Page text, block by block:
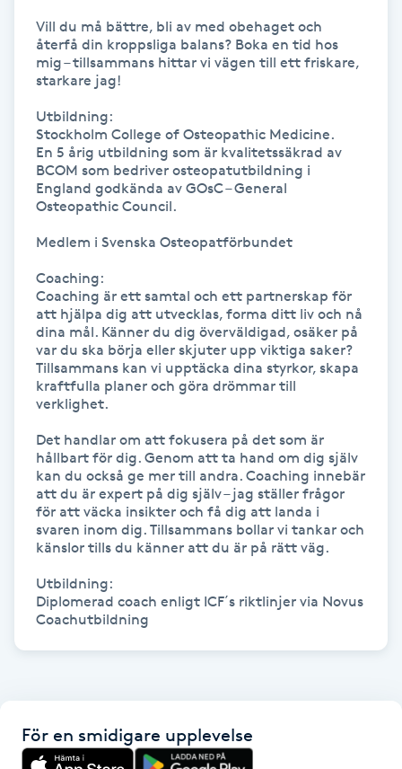
Hollywood Peel
Hot yoga
Hudföryngring
Hudvård
Hyaluronsyra
Hyperhidros
Hypnos
Hårborttagning
Hårbottenbehandling
Hårförlängning
Hälsprickor
Vill du må bättre, bli av med obehaget och
återfå din kroppsliga balans? Boka en tid hos
mig – tillsammans hittar vi vägen till ett friskare,
starkare jag!
Utbildning:
Stockholm College of Osteopathic Medicine.
En 5 årig utbildning som är kvalitetssäkrad av
BCOM som bedriver osteopatutbildning i
England godkända av GOsC – General
Osteopathic Council.
Medlem i Svenska Osteopatförbundet
Coaching:
Coaching är ett samtal och ett partnerskap för
att hjälpa dig att utvecklas, forma ditt liv och nå
dina mål. Känner du dig överväldigad, osäker på
var du ska börja eller skjuter upp viktiga saker?
Tillsammans kan vi upptäcka dina styrkor, skapa
kraftfulla planer och göra drömmar till
verklighet.
Det handlar om att fokusera på det som är
hållbart för dig. Genom att ta hand om dig själv
kan du också ge mer till andra. Coaching innebär
att du är expert på dig själv – jag ställer frågor
för att väcka insikter och få dig att landa i
svaren inom dig. Tillsammans bollar vi tankar och
känslor tills du känner att du är på rätt väg.
Utbildning:
Diplomerad coach enligt ICF´s riktlinjer via Novus
Coachutbildning
För en smidigare upplevelse